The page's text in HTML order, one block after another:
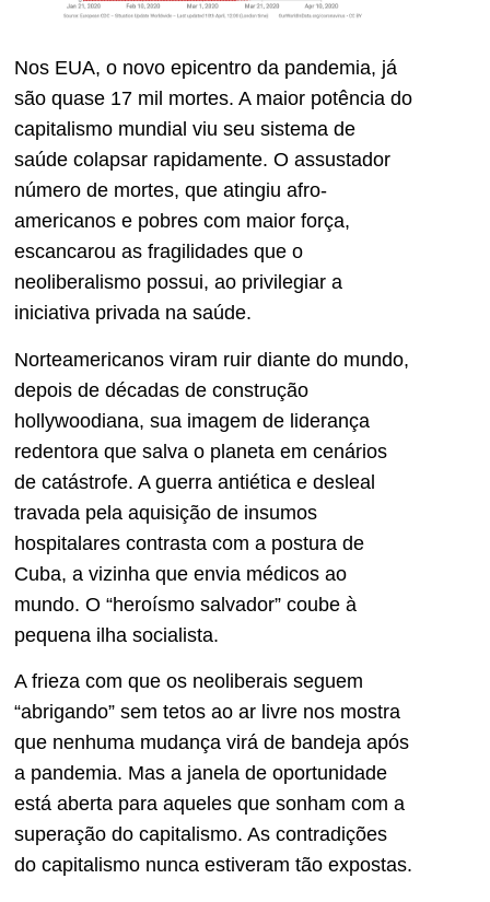
Nos EUA, o novo epicentro da pandemia, já
são quase 17 mil mortes. A maior potência do
capitalismo mundial viu seu sistema de
saúde colapsar rapidamente. O assustador
número de mortes, que atingiu afro-
americanos e pobres com maior força,
escancarou as fragilidades que o
neoliberalismo possui, ao privilegiar a
iniciativa privada na saúde.
Norteamericanos viram ruir diante do mundo,
depois de décadas de construção
hollywoodiana, sua imagem de liderança
redentora que salva o planeta em cenários
de catástrofe. A guerra antiética e desleal
travada pela aquisição de insumos
hospitalares contrasta com a postura de
Cuba, a vizinha que envia médicos ao
mundo. O “heroísmo salvador” coube à
pequena ilha socialista.
A frieza com que os neoliberais seguem
“abrigando” sem tetos ao ar livre nos mostra
que nenhuma mudança virá de bandeja após
a pandemia. Mas a janela de oportunidade
está aberta para aqueles que sonham com a
superação do capitalismo. As contradições
do capitalismo nunca estiveram tão expostas.